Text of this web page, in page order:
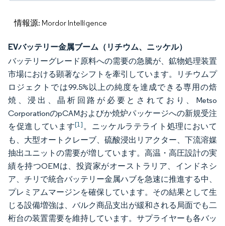
情報源: Mordor Intelligence
EVバッテリー金属ブーム（リチウム、ニッケル）
バッテリーグレード原料への需要の急騰が、鉱物処理装置
市場における顕著なシフトを牽引しています。リチウムプ
ロジェクトでは99.5%以上の純度を達成できる専用の焙
焼、浸出、晶析回路が必要とされており、Metso
CorporationのpCAMおよびか焼炉パッケージへの新規受注
を促進しています[1]。ニッケルラテライト処理において
も、大型オートクレーブ、硫酸浸出リアクター、下流溶媒
抽出ユニットの需要が増しています。高温・高圧設計の実
績を持つOEMは、投資家がオーストラリア、インドネシ
ア、チリで統合バッテリー金属ハブを急速に推進する中、
プレミアムマージンを確保しています。その結果として生
じる設備増強は、バルク商品支出が緩和される局面でも二
桁台の装置需要を維持しています。サプライヤーも各バッ